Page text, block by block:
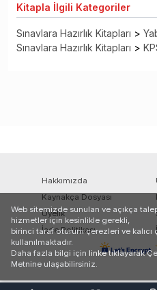
Kitapla İlgili Kategoriler
Sınavlara Hazırlık Kitapları >
Sınavlara Hazırlık Kitapları >
Hakkımızda
Kaynakça Dosyası
Üyelik
İade Politikası
Web sitemizde sunulan ve açıkça
hizmetler için kesinlikle gerekli,
birinci taraf oturum çerezleri ve kalıcı
kullanılmaktadır.
Daha fazla bilgi için linke tıklayarak
Metnine ulaşabilirsiniz.